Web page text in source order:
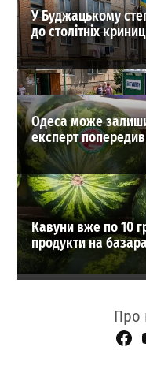
У Буджацькому
до столітніх
Одеса може
експерт
Кавуни вже по 10
продукти на
Про